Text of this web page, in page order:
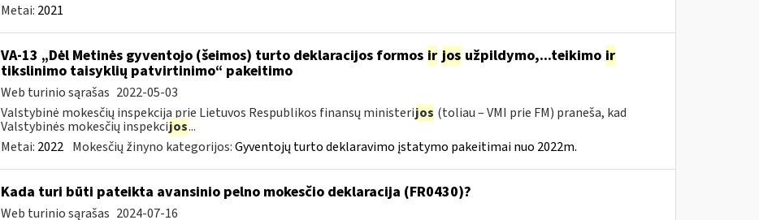
Metai: 2021
VA-13 „Dėl Metinės gyventojo (šeimos) turto deklaracijos formos ir jos užpildymo,...teikimo ir
tikslinimo taisyklių patvirtinimo“ pakeitimo
Web turinio sąrašas 2022-05-03
Valstybinė mokesčių inspekcija prie Lietuvos Respublikos finansų ministerijos (toliau – VMI prie FM) praneša, kad
Valstybinės mokesčių inspekcijos...
Metai: 2022 Mokesčių žinyno kategorijos:Gyventojų turto deklaravimo įstatymo pakeitimai nuo 2022m.
Kada turi būti pateikta avansinio pelno mokesčio deklaracija (FR0430)?
Web turinio sąrašas 2024-07-16